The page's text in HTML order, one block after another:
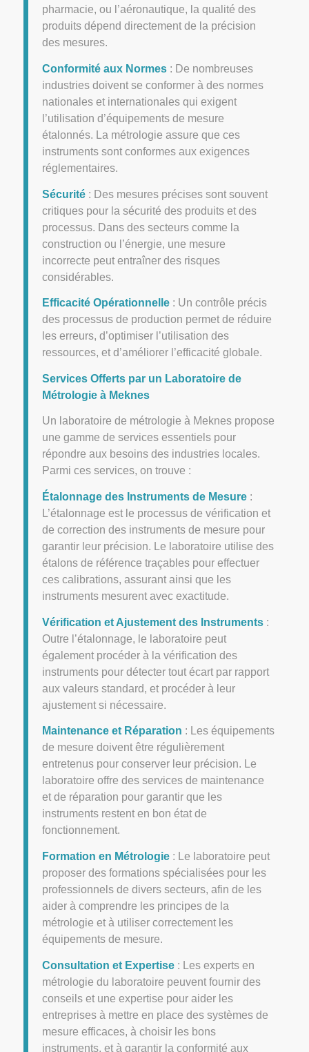
pharmacie, ou l’aéronautique, la qualité des
produits dépend directement de la précision
des mesures.
Conformité aux Normes: De nombreuses
industries doivent se conformer à des normes
nationales et internationales qui exigent
l’utilisation d’équipements de mesure
étalonnés. La métrologie assure que ces
instruments sont conformes aux exigences
réglementaires.
Sécurité: Des mesures précises sont souvent
critiques pour la sécurité des produits et des
processus. Dans des secteurs comme la
construction ou l’énergie, une mesure
incorrecte peut entraîner des risques
considérables.
Efficacité Opérationnelle: Un contrôle précis
des processus de production permet de réduire
les erreurs, d’optimiser l’utilisation des
ressources, et d’améliorer l’efficacité globale.
Services Offerts par un Laboratoire de
Métrologie à Meknes
Un laboratoire de métrologie à Meknes propose
une gamme de services essentiels pour
répondre aux besoins des industries locales.
Parmi ces services, on trouve :
Étalonnage des Instruments de Mesure:
L’étalonnage est le processus de vérification et
de correction des instruments de mesure pour
garantir leur précision. Le laboratoire utilise des
étalons de référence traçables pour effectuer
ces calibrations, assurant ainsi que les
instruments mesurent avec exactitude.
Vérification et Ajustement des Instruments:
Outre l’étalonnage, le laboratoire peut
également procéder à la vérification des
instruments pour détecter tout écart par rapport
aux valeurs standard, et procéder à leur
ajustement si nécessaire.
Maintenance et Réparation : Les équipements
de mesure doivent être régulièrement
entretenus pour conserver leur précision. Le
laboratoire offre des services de maintenance
et de réparation pour garantir que les
instruments restent en bon état de
fonctionnement.
Formation en Métrologie: Le laboratoire peut
proposer des formations spécialisées pour les
professionnels de divers secteurs, afin de les
aider à comprendre les principes de la
métrologie et à utiliser correctement les
équipements de mesure.
Consultation et Expertise: Les experts en
métrologie du laboratoire peuvent fournir des
conseils et une expertise pour aider les
entreprises à mettre en place des systèmes de
mesure efficaces, à choisir les bons
instruments, et à garantir la conformité aux